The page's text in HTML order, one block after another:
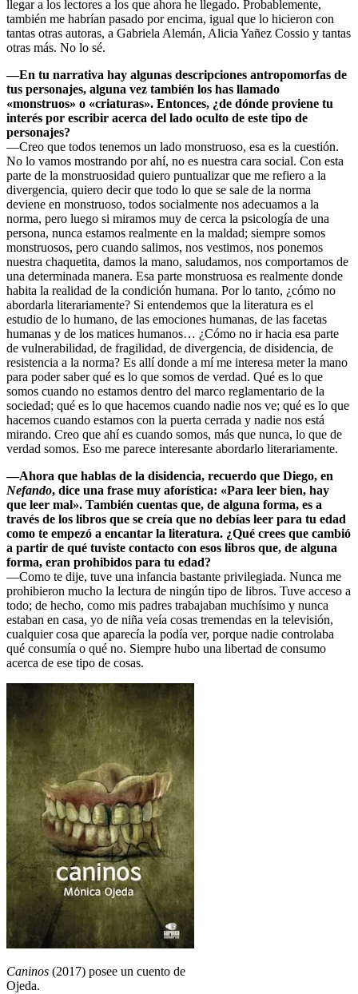
llegar a los lectores a los que ahora he llegado. Probablemente,
también me habrían pasado por encima, igual que lo hicieron con
tantas otras autoras, a Gabriela Alemán, Alicia Yañez Cossio y tantas
otras más. No lo sé.
—En tu narrativa hay algunas descripciones antropomorfas de
tus personajes, alguna vez también los has llamado
«monstruos» o «criaturas». Entonces, ¿de dónde proviene tu
interés por escribir acerca del lado oculto de este tipo de
personajes?
—Creo que todos tenemos un lado monstruoso, esa es la cuestión.
No lo vamos mostrando por ahí, no es nuestra cara social. Con esta
parte de la monstruosidad quiero puntualizar que me refiero a la
divergencia, quiero decir que todo lo que se sale de la norma
deviene en monstruoso, todos socialmente nos adecuamos a la
norma, pero luego si miramos muy de cerca la psicología de una
persona, nunca estamos realmente en la maldad; siempre somos
monstruosos, pero cuando salimos, nos vestimos, nos ponemos
nuestra chaquetita, damos la mano, saludamos, nos comportamos de
una determinada manera. Esa parte monstruosa es realmente donde
habita la realidad de la condición humana. Por lo tanto, ¿cómo no
abordarla literariamente? Si entendemos que la literatura es el
estudio de lo humano, de las emociones humanas, de las facetas
humanas y de los matices humanos… ¿Cómo no ir hacia esa parte
de vulnerabilidad, de fragilidad, de divergencia, de disidencia, de
resistencia a la norma? Es allí donde a mí me interesa meter la mano
para poder saber qué es lo que somos de verdad. Qué es lo que
somos cuando no estamos dentro del marco reglamentario de la
sociedad; qué es lo que hacemos cuando nadie nos ve; qué es lo que
hacemos cuando estamos con la puerta cerrada y nadie nos está
mirando. Creo que ahí es cuando somos, más que nunca, lo que de
verdad somos. Eso me parece interesante abordarlo literariamente.
—Ahora que hablas de la disidencia, recuerdo que Diego, en
Nefando, dice una frase muy aforística: «Para leer bien, hay
que leer mal». También cuentas que, de alguna forma, es a
través de los libros que se creía que no debías leer para tu edad
como te empezó a encantar la literatura. ¿Qué crees que cambió
a partir de qué tuviste contacto con esos libros que, de alguna
forma, eran prohibidos para tu edad?
—Como te dije, tuve una infancia bastante privilegiada. Nunca me
prohibieron mucho la lectura de ningún tipo de libros. Tuve acceso a
todo; de hecho, como mis padres trabajaban muchísimo y nunca
estaban en casa, yo de niña veía cosas tremendas en la televisión,
cualquier cosa que aparecía la podía ver, porque nadie controlaba
qué consumía o qué no. Siempre hubo una libertad de consumo
acerca de ese tipo de cosas.
Caninos (2017) posee un cuento de
Ojeda.